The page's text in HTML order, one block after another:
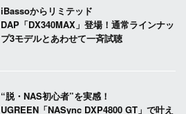
iBassoからリミテッド
DAP「DX340MAX」登場！通常ラインナッ
プ3モデルとあわせて一斉試聴
“脱・NAS初心者”を実感！
UGREEN「NASync DXP4800 GT」で叶え